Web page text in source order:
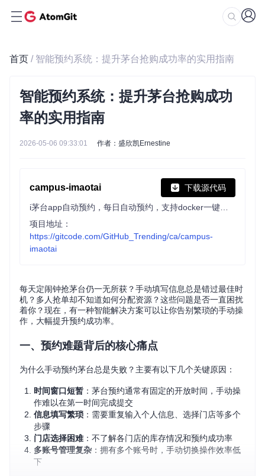
首页 / 智能预约系统：提升茅台抢购成功率的实用指南
智能预约系统：提升茅台抢购成功
率的实用指南
2026-05-06 09:33:01 作者：盛欣凯Ernestine
campus-imaotai 下载源代码
项目地址：
https://gitcode.com/GitHub_Trending/ca/campus-
imaotai
每天定闹钟抢茅台仍一无所获？手动填写信息总是错过最佳时
机？多人抢单却不知道如何分配资源？这些问题是否一直困扰
着你？现在，有一种智能解决方案可以让你告别繁琐的手动操
作，大幅提升预约成功率。
一、预约难题背后的核心痛点
为什么手动预约茅台总是失败？主要有以下几个关键原因：
时间窗口短暂 ：茅台预约通常有固定的开放时间，手动操
作难以在第一时间完成提交
信息填写繁琐 ：需要重复输入个人信息、选择门店等多个
步骤
门店选择困难：不了解各门店的库存情况和预约成功率
多账号管理复杂 ：拥有多个账号时，手动切换操作效率低
下